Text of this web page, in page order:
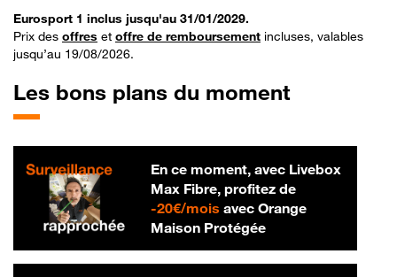
Eurosport 1 inclus jusqu'au 31/01/2029.
Prix des offres et offre de remboursement incluses, valables
jusqu’au 19/08/2026.
Les bons plans du moment
En ce moment, avec Livebox
Max Fibre, profitez de
-20€/mois20 € par mois
avec Orange
Maison Protégée